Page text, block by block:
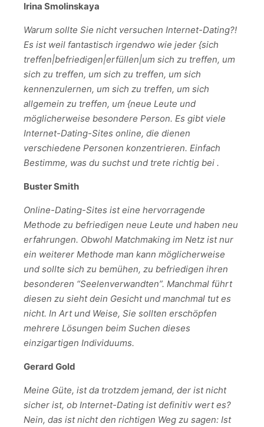
Irina Smolinskaya
Warum sollte Sie nicht versuchen Internet-Dating?!
Es ist weil fantastisch irgendwo wie jeder {sich
treffen|befriedigen|erfüllen|um sich zu treffen, um
sich zu treffen, um sich zu treffen, um sich
kennenzulernen, um sich zu treffen, um sich
allgemein zu treffen, um {neue Leute und
möglicherweise besondere Person. Es gibt viele
Internet-Dating-Sites online, die dienen
verschiedene Personen konzentrieren. Einfach
Bestimme, was du suchst und trete richtig bei .
Buster Smith
Online-Dating-Sites ist eine hervorragende
Methode zu befriedigen neue Leute und haben neu
erfahrungen. Obwohl Matchmaking im Netz ist nur
ein weiterer Methode man kann möglicherweise
und sollte sich zu bemühen, zu befriedigen ihren
besonderen “Seelenverwandten”. Manchmal führt
diesen zu sieht dein Gesicht und manchmal tut es
nicht. In Art und Weise, Sie sollten erschöpfen
mehrere Lösungen beim Suchen dieses
einzigartigen Individuums.
Gerard Gold
Meine Güte, ist da trotzdem jemand, der ist nicht
sicher ist, ob Internet-Dating ist definitiv wert es?
Nein, das ist nicht den richtigen Weg zu sagen: Ist